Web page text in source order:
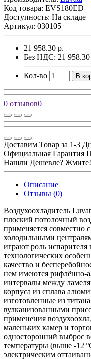
Код товара: EVS180ED
Доступность: На складе
Артикул: 030105
21 958.30 р.
Без НДС: 21 958.30
Кол-во В
0 отзывов0
Доставим Товар за 1-3
Официальная Гарантия
Нашли Дешевле? Жмите!
Описание
Отзывы (0)
Воздухоохладитель
плоский потолочный
применяется совместно
холодильными
играют роль
технологических
качество и
нем имеются рифлённо-
интервалы между
корпуса из сплава
изготовленные из
вулканизованными
применения
маленьких камер и
односторонний выброс
температуры (выше -12
электрическим